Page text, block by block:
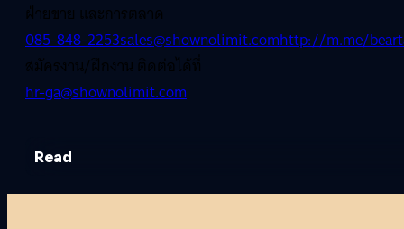
ฝ่ายขาย และการตลาด
085-848-2253sales@shownolimit.comhttp://m.me/
สมัครงาน/ฝึกงาน ติดต่อได้ที่
hr-ga@shownolimit.com
Read